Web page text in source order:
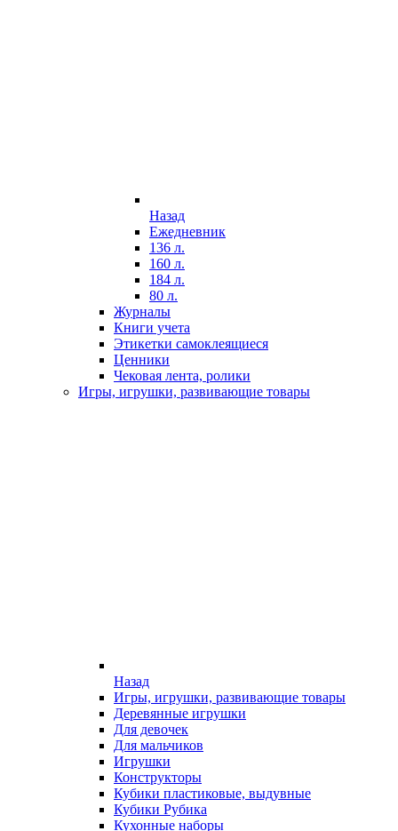
Назад
Ежедневник
136 л.
160 л.
184 л.
80 л.
Журналы
Книги учета
Этикетки самоклеящиеся
Ценники
Чековая лента, ролики
Игры, игрушки, развивающие товары
Назад
Игры, игрушки, развивающие товары
Деревянные игрушки
Для девочек
Для мальчиков
Игрушки
Конструкторы
Кубики пластиковые, выдувные
Кубики Рубика
Кухонные наборы